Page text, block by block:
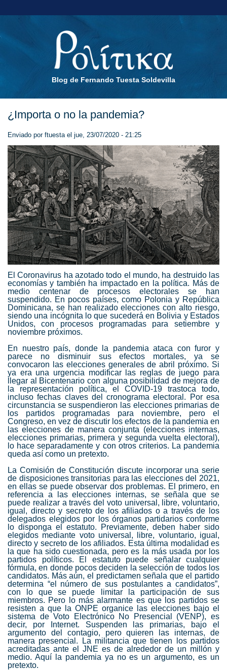
Blog de Fernando Tuesta Soldevilla
¿Importa o no la pandemia?
Enviado por ftuestael jue, 23/07/2020 - 21:25
El Coronavirus ha azotado todo el mundo, ha destruido las
economías y también ha impactado en la política. Más de
medio centenar de procesos electorales se han
suspendido. En pocos países, como Polonia y República
Dominicana, se han realizado elecciones con alto riesgo,
siendo una incógnita lo que sucederá en Bolivia y Estados
Unidos, con procesos programadas para setiembre y
noviembre próximos.
En nuestro país, donde la pandemia ataca con furor y
parece no disminuir sus efectos mortales, ya se
convocaron las elecciones generales de abril próximo. Si
ya era una urgencia modificar las reglas de juego para
llegar al Bicentenario con alguna posibilidad de mejora de
la representación política, el COVID-19 trastoca todo,
incluso fechas claves del cronograma electoral. Por esa
circunstancia se suspendieron las elecciones primarias de
los partidos programadas para noviembre, pero el
Congreso, en vez de discutir los efectos de la pandemia en
las elecciones de manera conjunta (elecciones internas,
elecciones primarias, primera y segunda vuelta electoral),
lo hace separadamente y con otros criterios. La pandemia
queda así como un pretexto.
La Comisión de Constitución discute incorporar una serie
de disposiciones transitorias para las elecciones del 2021,
en ellas se puede observar dos problemas. El primero, en
referencia a las elecciones internas, se señala que se
puede realizar a través del voto universal, libre, voluntario,
igual, directo y secreto de los afiliados o a través de los
delegados elegidos por los órganos partidarios conforme
lo disponga el estatuto. Previamente, deben haber sido
elegidos mediante voto universal, libre, voluntario, igual,
directo y secreto de los afiliados. Esta última modalidad es
la que ha sido cuestionada, pero es la más usada por los
partidos políticos. El estatuto puede señalar cualquier
fórmula, en donde pocos deciden la selección de todos los
candidatos. Más aún, el predictamen señala que el partido
determina “el número de sus postulantes a candidatos”,
con lo que se puede limitar la participación de sus
miembros. Pero lo más alarmante es que los partidos se
resisten a que la ONPE organice las elecciones bajo el
sistema de Voto Electrónico No Presencial (VENP), es
decir, por Internet. Suspenden las primarias, bajo el
argumento del contagio, pero quieren las internas, de
manera presencial. La militancia que tienen los partidos
acreditadas ante el JNE es de alrededor de un millón y
medio. Aquí la pandemia ya no es un argumento, es un
pretexto.